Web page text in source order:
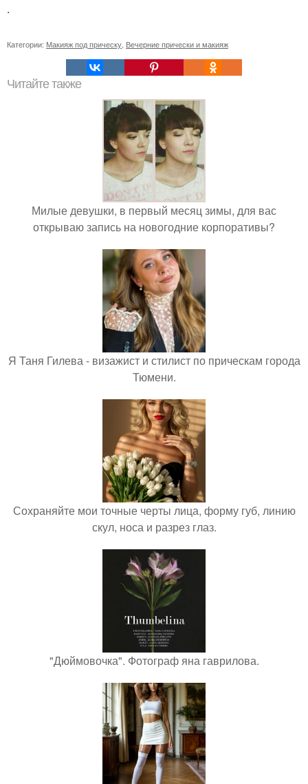
.
Категории: Макияж под прическу, Вечерние прически и макияж
Читайте также
Милые девушки, в первый месяц зимы, для вас
открываю запись на новогодние корпоративы?
Я Таня Гилева - визажист и стилист по прическам города
Тюмени.
Сохраняйте мои точные черты лица, форму губ, линию
скул, носа и разрез глаз.
"Дюймовочка". Фотограф яна гаврилова.